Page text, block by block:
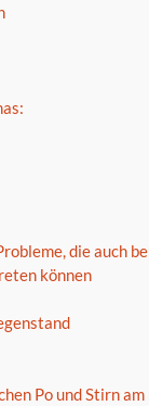
die auch
können
Po und Stirn am